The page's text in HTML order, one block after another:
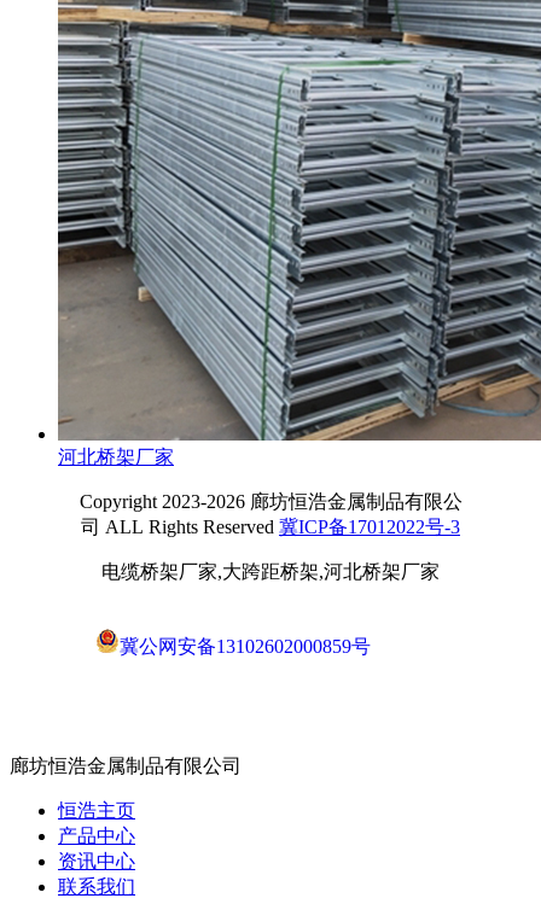
河北桥架厂家
Copyright 2023-2026 廊坊恒浩金属制品有限公
司 ALL Rights Reserved 冀ICP备17012022号-3
电缆桥架厂家,大跨距桥架,河北桥架厂家
冀公网安备13102602000859号
廊坊恒浩金属制品有限公司
恒浩主页
产品中心
资讯中心
联系我们